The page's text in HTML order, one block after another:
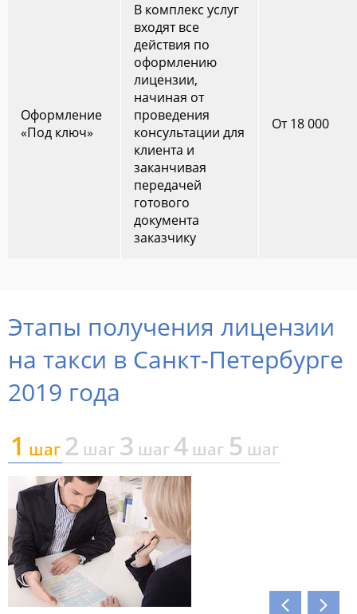
Оформление
«Под ключ»
В комплекс услуг
входят все
действия по
оформлению
лицензии,
начиная от
проведения
консультации для
клиента и
заканчивая
передачей
готового
документа
заказчику
От 18 000
Этапы получения лицензии
на такси в Санкт-Петербурге
2019 года
1 шаг 2 шаг 3 шаг 4 шаг 5 шаг